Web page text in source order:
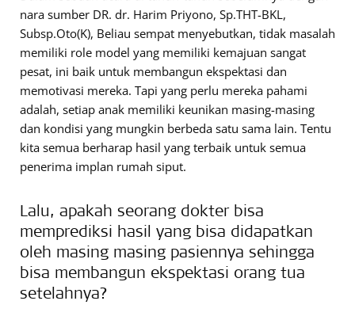
nara sumber DR. dr. Harim Priyono, Sp.THT-BKL,
Subsp.Oto(K), Beliau sempat menyebutkan, tidak masalah
memiliki role model yang memiliki kemajuan sangat
pesat, ini baik untuk membangun ekspektasi dan
memotivasi mereka. Tapi yang perlu mereka pahami
adalah, setiap anak memiliki keunikan masing-masing
dan kondisi yang mungkin berbeda satu sama lain. Tentu
kita semua berharap hasil yang terbaik untuk semua
penerima implan rumah siput.
Lalu, apakah seorang dokter bisa
memprediksi hasil yang bisa didapatkan
oleh masing masing pasiennya sehingga
bisa membangun ekspektasi orang tua
setelahnya?